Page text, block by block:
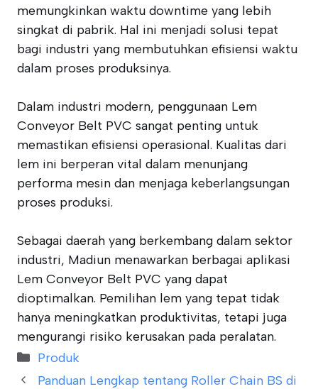
memungkinkan waktu downtime yang lebih
singkat di pabrik. Hal ini menjadi solusi tepat
bagi industri yang membutuhkan efisiensi waktu
dalam proses produksinya.
Dalam industri modern, penggunaan Lem
Conveyor Belt PVC sangat penting untuk
memastikan efisiensi operasional. Kualitas dari
lem ini berperan vital dalam menunjang
performa mesin dan menjaga keberlangsungan
proses produksi.
Sebagai daerah yang berkembang dalam sektor
industri, Madiun menawarkan berbagai aplikasi
Lem Conveyor Belt PVC yang dapat
dioptimalkan. Pemilihan lem yang tepat tidak
hanya meningkatkan produktivitas, tetapi juga
mengurangi risiko kerusakan pada peralatan.
Categories
Produk
Panduan Lengkap tentang Roller Chain BS di